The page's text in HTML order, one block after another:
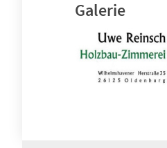
Galerie